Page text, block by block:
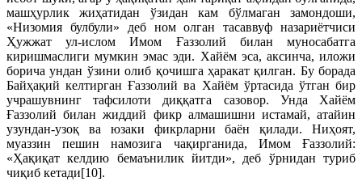
машҳурлик жиҳатидан ўзидан кам бўлмаган замондоши,
«Низомия булбули» деб ном олган тасаввуф назариётчиси
Ҳужжат ул-ислом Имом Ғаззолий билан муносабатга
киришмаслиги мумкин эмас эди. Хайём эса, аксинча, иложи
борича ундан ўзини олиб қочишга ҳаракат қилган. Бу борада
Байҳақий келтирган Ғаззолий ва Хайём ўртасида ўтган бир
учрашувнинг тафсилоти диққатга сазовор. Унда Хайём
Ғаззолий билан жиддий фикр алмашишни истамай, атайин
узундан-узоқ ва юзаки фикрларни баён қилади. Ниҳоят,
муаззин пешин намозига чақирганида, Имом Ғаззолий:
«Ҳақиқат келдию бемаънилик йитди», деб ўрнидан туриб
чиқиб кетади[10].